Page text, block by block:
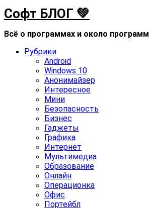
Софт БЛОГ 💚
Всё о программах и около программ
Рубрики
Android
Windows 10
Анонимайзер
Интересное
Мини
Безопасность
Бизнес
Гаджеты
Графика
Интернет
Мультимедиа
Образование
Онлайн
Операционка
Офис
Портейбл